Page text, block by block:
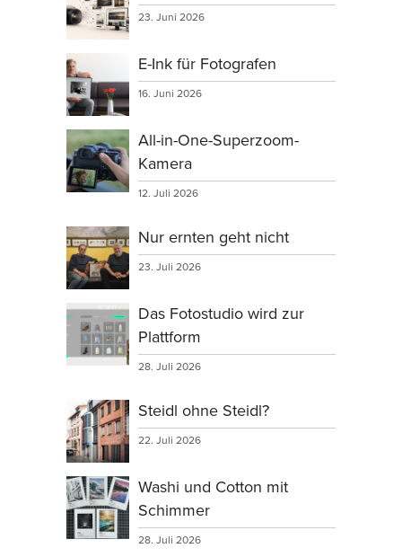
23. Juni 2026
E-Ink für Fotografen
16. Juni 2026
All-in-One-Superzoom-
Kamera
12. Juli 2026
Nur ernten geht nicht
23. Juli 2026
Das Fotostudio wird zur
Plattform
28. Juli 2026
Steidl ohne Steidl?
22. Juli 2026
Washi und Cotton mit
Schimmer
28. Juli 2026